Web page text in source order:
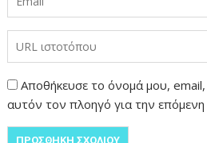
Αποθήκευσε το όνομά μου,
αυτόν τον πλοηγό για την